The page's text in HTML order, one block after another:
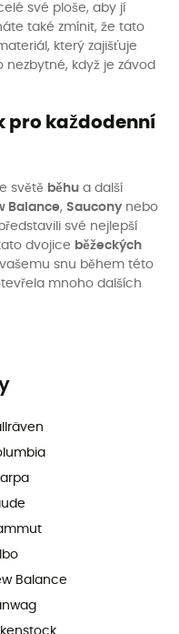
své ploše, aby jí
také zmínit, že tato
který zajišťuje
když je závod
pro každodenní
světě běhu a další
Balance, Sauconynebo
své nejlepší
dvojice běžeckých
snu během této
mnoho dalších
Balance